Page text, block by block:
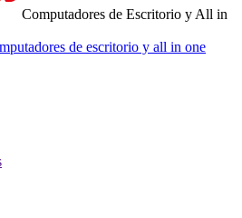
Computadores de Escritorio y All in
de escritorio y all in one